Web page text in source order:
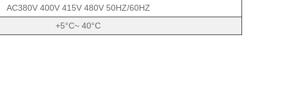
AC380V 400V 415V 480V 50HZ/60HZ
+5°C~ 40°C